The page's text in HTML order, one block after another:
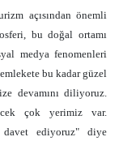
açısından önemli
bu doğal ortamı
medya fenomenleri
bu kadar güzel
devamını diliyoruz.
çok yerimiz var.
davet ediyoruz" diye